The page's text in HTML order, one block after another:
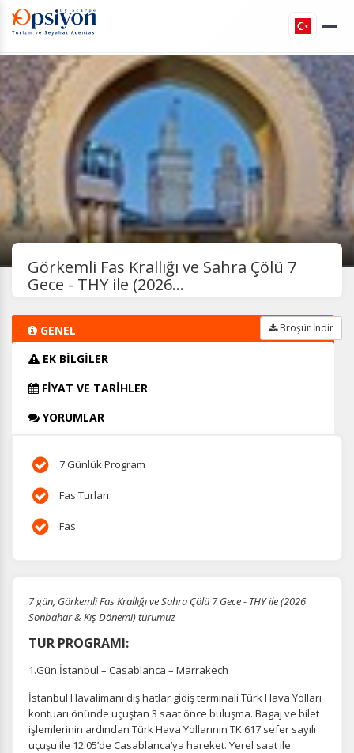
Görkemli Fas Krallığı ve Sahra Çölü 7
Gece - THY ile (2026...
GENEL
EK BİLGİLER
FİYAT VE TARİHLER
YORUMLAR
Broşür İndir
7 Günlük Program
Fas Turları
Fas
7 gün, Görkemli Fas Krallığı ve Sahra Çölü 7 Gece - THY ile (2026
Sonbahar & Kış Dönemi) turumuz
TUR PROGRAMI:
1.Gün İstanbul – Casablanca – Marrakech
İstanbul Havalimanı dış hatlar gidiş terminali Türk Hava Yolları
kontuarı önünde uçuştan 3 saat önce buluşma. Bagaj ve bilet
işlemlerinin ardından Türk Hava Yollarının TK 617 sefer sayılı
uçuşu ile 12.05’de Casablanca’ya hareket. Yerel saat ile